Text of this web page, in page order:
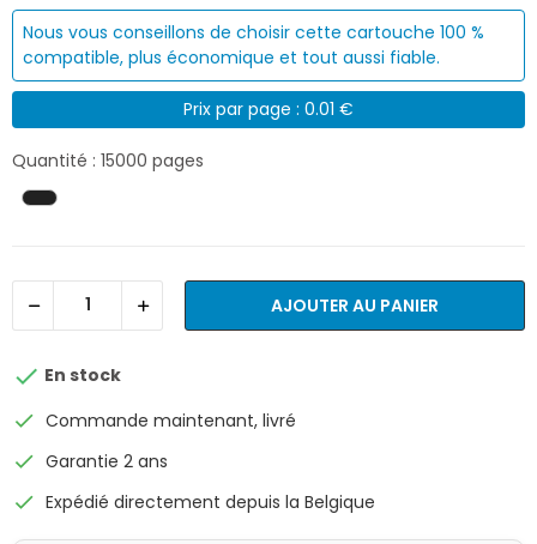
Nous vous conseillons de choisir cette cartouche 100 %
compatible, plus économique et tout aussi fiable.
Prix par page : 0.01 €
Quantité : 15000 pages
AJOUTER AU PANIER
 En stock
check Commande maintenant, livré
check Garantie 2 ans
check Expédié directement depuis la Belgique